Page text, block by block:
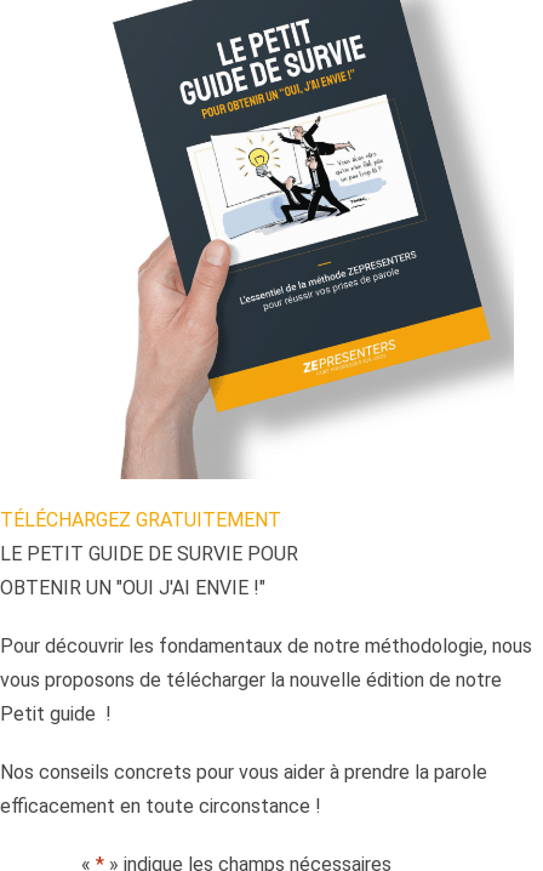
TÉLÉCHARGEZ GRATUITEMENT
LE PETIT GUIDE DE SURVIE POUR
OBTENIR UN "OUI J'AI ENVIE !"
Pour découvrir les fondamentaux de notre méthodologie, nous
vous proposons de télécharger la nouvelle édition de notre
Petit guide !
Nos conseils concrets pour vous aider à prendre la parole
efficacement en toute circonstance !
«* » indique les champs nécessaires